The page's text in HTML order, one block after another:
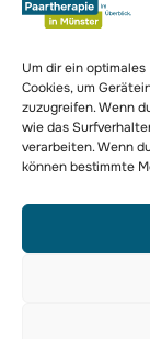
Um dir ein
Cookies, um
zuzugreifen. Wenn
wie das
verarbeiten. Wenn
können bestimmte
Paartherapie in